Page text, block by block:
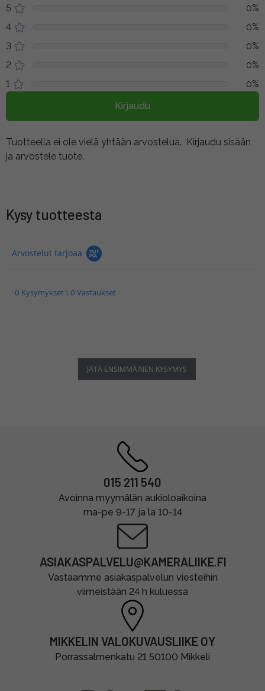
5
0%
4
0%
3
0%
2
0%
1
0%
Kirjaudu
Tuotteella ei ole vielä yhtään arvostelua. Kirjaudu sisään
ja arvostele tuote.
Kysy tuotteesta
Arvostelut tarjoaa
0 Kysymykset \ 0 Vastaukset
JÄTÄ ENSIMMÄINEN KYSYMYS
015 211 540
Avoinna myymälän aukioloaikoina
ma-pe 9-17 ja la 10-14
ASIAKASPALVELU@KAMERALIIKE.FI
Vastaamme asiakaspalvelun viesteihin
viimeistään 24 h kuluessa
MIKKELIN VALOKUVAUSLIIKE OY
Porrassalmenkatu 21 50100 Mikkeli